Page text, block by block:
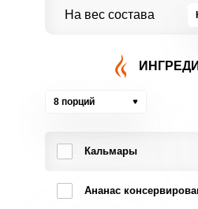
На вес состава
8 порций
Кальмары
Ананас